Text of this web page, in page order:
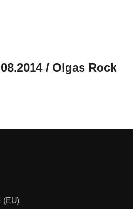
/ Olgas Rock
(EU)